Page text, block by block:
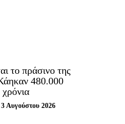
το πράσινο της
480.000
3 Αυγούστου 2026